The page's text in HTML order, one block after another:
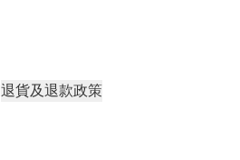
退貨及退款政策